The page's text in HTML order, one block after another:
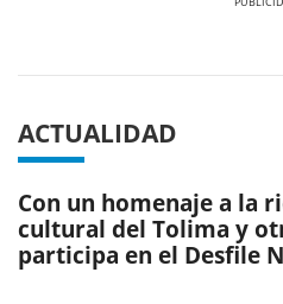
ACTUALIDAD
Con un homenaje a la
cultural del Tolima y
participa en el Desfile